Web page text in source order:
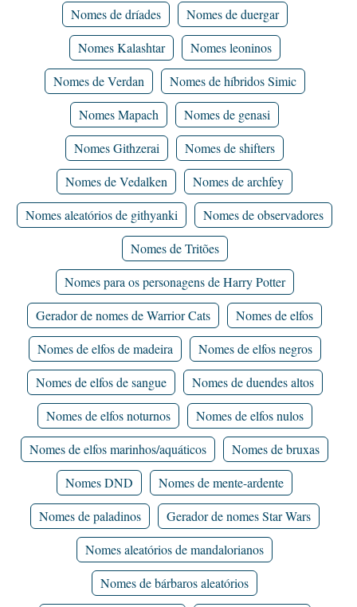
Nomes de dríades
Nomes de duergar
Nomes Kalashtar
Nomes leoninos
Nomes de Verdan
Nomes de híbridos Simic
Nomes Mapach
Nomes de genasi
Nomes Githzerai
Nomes de shifters
Nomes de Vedalken
Nomes de archfey
Nomes aleatórios de githyanki
Nomes de observadores
Nomes de Tritões
Nomes para os personagens de Harry Potter
Gerador de nomes de Warrior Cats
Nomes de elfos
Nomes de elfos de madeira
Nomes de elfos negros
Nomes de elfos de sangue
Nomes de duendes altos
Nomes de elfos noturnos
Nomes de elfos nulos
Nomes de elfos marinhos/aquáticos
Nomes de bruxas
Nomes DND
Nomes de mente-ardente
Nomes de paladinos
Gerador de nomes Star Wars
Nomes aleatórios de mandalorianos
Nomes de bárbaros aleatórios